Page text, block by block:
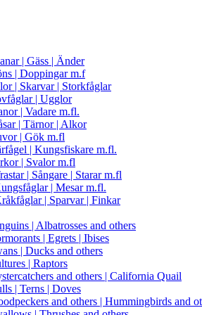
| Gäss | Änder
| Doppingar m.f
| Skarvar | Storkfåglar
| Ugglor
| Vadare m.fl.
| Tärnor | Alkor
| Gök m.fl
| Kungsfiskare m.fl.
| Svalor m.fl
| Sångare | Starar m.fl
| Mesar m.fl.
| Sparvar | Finkar
| Albatrosses and others
| Egrets | Ibises
| Ducks and others
| Raptors
and others | California Quail
| Terns | Doves
and others | Hummingbirds and